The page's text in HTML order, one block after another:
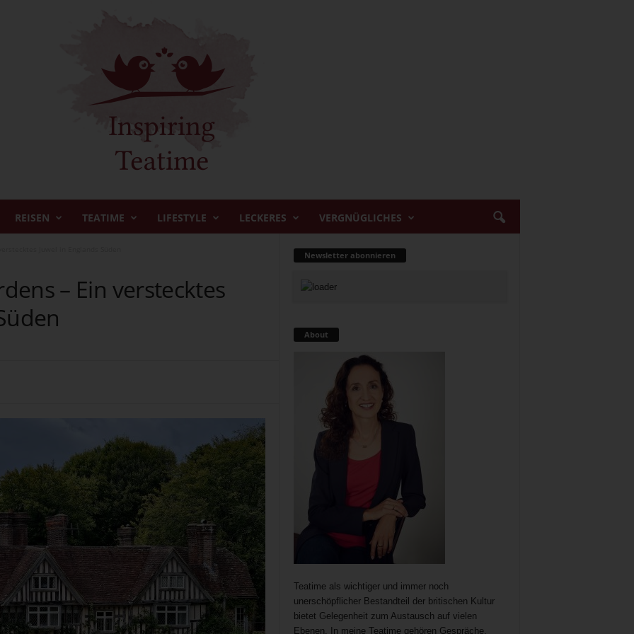
REISEN TEATIME LIFESTYLE LECKERES VERGNÜGLICHES
– Ein verstecktes
Newsletter abonnieren
About
Teatime als wichtiger und immer noch
unerschöpflicher Bestandteil der britischen Kultur
bietet Gelegenheit zum Austausch auf vielen
Ebenen. In meine Teatime gehören Gespräche,